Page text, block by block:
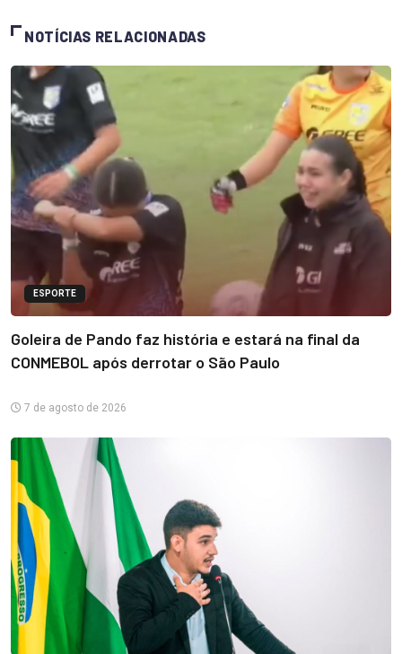
NOTÍCIAS RELACIONADAS
ESPORTE
Goleira de Pando faz história e estará na final da
CONMEBOL após derrotar o São Paulo
7 de agosto de 2026